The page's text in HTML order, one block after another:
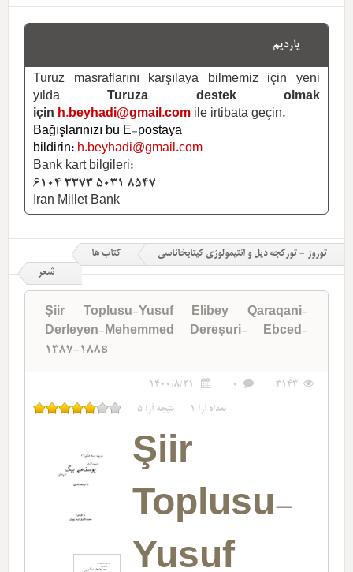
یاردیم
Turuz masraflarını karşılaya bilmemiz için yeni
yılda
Turuza destek olmak
için h.beyhadi@gmail.com ile irtibata geçin.
Bağışlarınızı bu E-postaya
bildirin: h.beyhadi@gmail.com
Bank kart bilgileri:
6104 3373 5031 8547
Iran Millet Bank
توروز - تورکجه دیل و ائتیمولوژی کیتابخاناسی
کتاب ها
شعر
Şiir Toplusu-Yusuf Elibey Qaraqani-
Derleyen-Mehemmed Dereşuri- Ebced-
1387-188s
3143
0
1400/8/21
تعداد آرا 1 نتیجه آرا 5
Şiir
Toplusu-
Yusuf